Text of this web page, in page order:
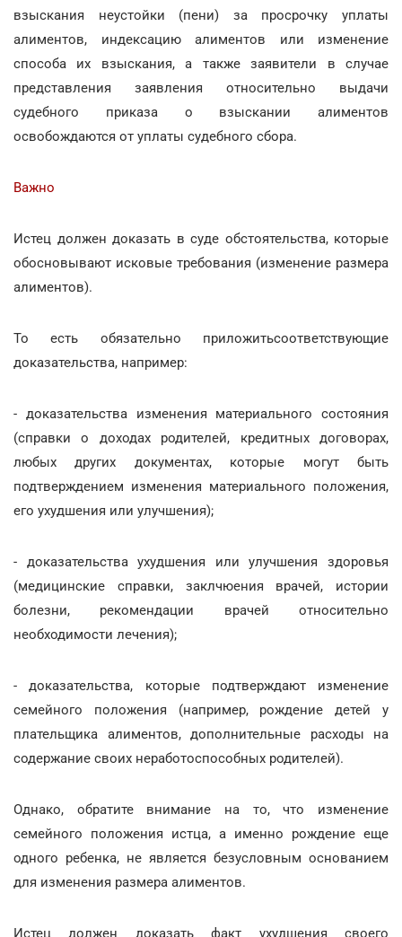
взыскания неустойки (пени) за просрочку уплаты
алиментов, индексацию алиментов или изменение
способа их взыскания, а также заявители в случае
представления заявления относительно выдачи
судебного приказа о взыскании алиментов
освобождаются от уплаты судебного сбора.
Важно
Истец должен доказать в суде обстоятельства, которые
обосновывают исковые требования (изменение размера
алиментов).
То есть обязательно приложитьсоответствующие
доказательства, например:
- доказательства изменения материального состояния
(справки о доходах родителей, кредитных договорах,
любых других документах, которые могут быть
подтверждением изменения материального положения,
его ухудшения или улучшения);
- доказательства ухудшения или улучшения здоровья
(медицинские справки, заклчюения врачей, истории
болезни, рекомендации врачей относительно
необходимости лечения);
- доказательства, которые подтверждают изменение
семейного положения (например, рождение детей у
плательщика алиментов, дополнительные расходы на
содержание своих неработоспособных родителей).
Однако, обратите внимание на то, что изменение
семейного положения истца, а именно рождение еще
одного ребенка, не является безусловным основанием
для изменения размера алиментов.
Истец должен доказать факт ухудшения своего